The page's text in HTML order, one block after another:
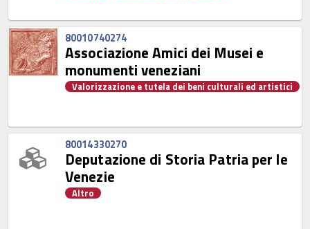
80010740274
Associazione Amici dei Musei e
monumenti veneziani
Valorizzazione e tutela dei beni culturali ed artistici
80014330270
Deputazione di Storia Patria per le
Venezie
Altro